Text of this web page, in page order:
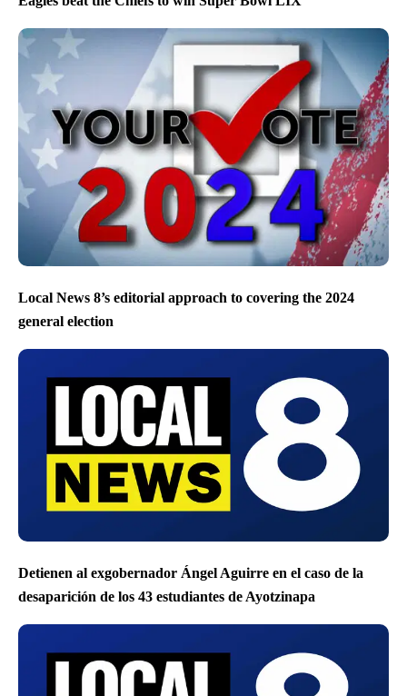
Local News 8’s editorial approach to covering the 2024
general election
Detienen al exgobernador Ángel Aguirre en el caso de la
desaparición de los 43 estudiantes de Ayotzinapa